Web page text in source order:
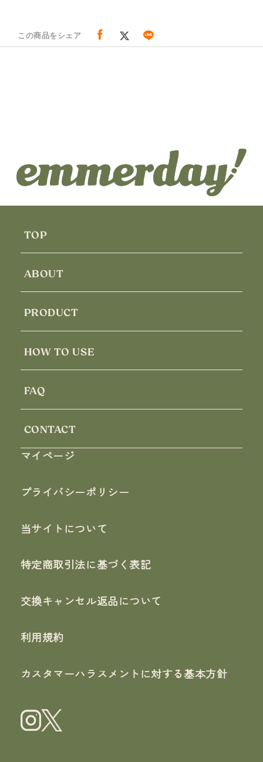
この商品をシェア
TOP
ABOUT
PRODUCT
HOW TO USE
FAQ
CONTACT
マイページ
プライバシーポリシー
当サイトについて
特定商取引法に基づく表記
交換キャンセル返品について
利用規約
カスタマーハラスメントに対する基本方針